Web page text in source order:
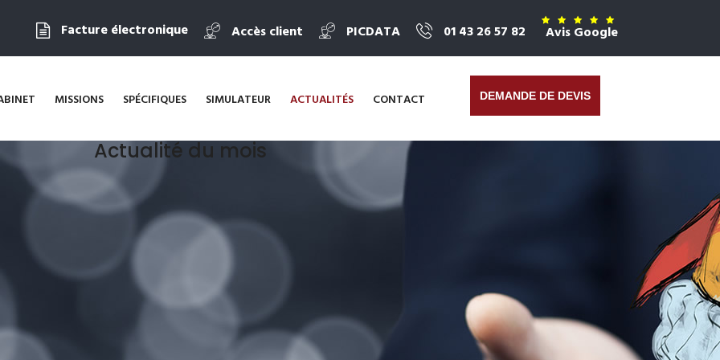
Facture électronique Accès client PICDATA 01 43 26 57 82 Avis Google
MISSIONS SPÉCIFIQUES SIMULATEUR ACTUALITÉS CONTACT DEMANDE DE DEVIS
Actualité du mois